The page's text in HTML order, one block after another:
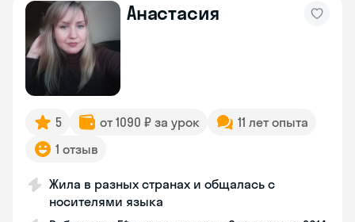
Анастасия
5 от 1090 ₽ за урок
11 лет опыта
1 отзыв
Жила в разных странах и общалась с
носителями языка